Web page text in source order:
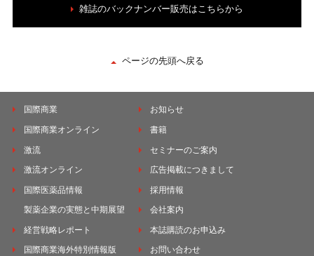
雑誌のバックナンバー販売はこちらから
ページの先頭へ戻る
国際商業
国際商業オンライン
激流
激流オンライン
国際医薬品情報
製薬企業の実態と中期展望
経営戦略レポート
国際商業海外特別情報版
お知らせ
書籍
セミナーのご案内
広告掲載につきまして
採用情報
会社案内
本誌購読のお申込み
お問い合わせ